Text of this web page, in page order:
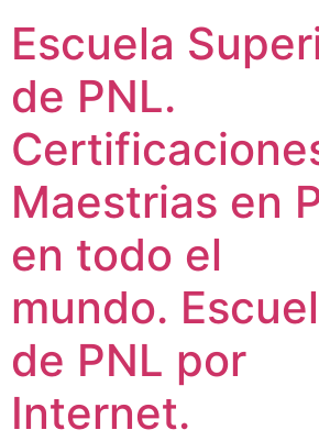
Escuela
de PNL.
Maestrias en
en todo el
mundo.
de PNL por
Internet.